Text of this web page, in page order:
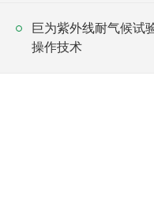
巨为紫外线耐气候试
操作技术